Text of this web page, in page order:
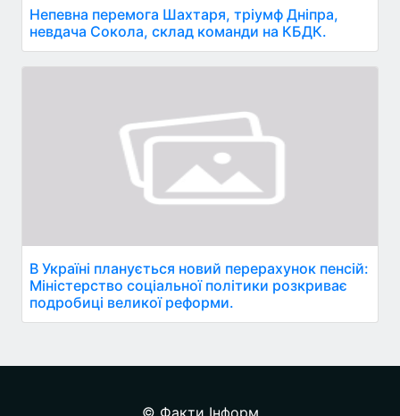
Непевна перемога Шахтаря, тріумф Дніпра,
невдача Сокола, склад команди на КБДК.
В Україні планується новий перерахунок пенсій:
Міністерство соціальної політики розкриває
подробиці великої реформи.
© Факти Інформ